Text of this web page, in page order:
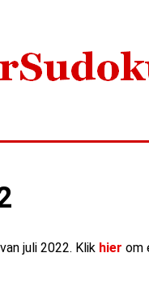
juli 2022. Klik hier om